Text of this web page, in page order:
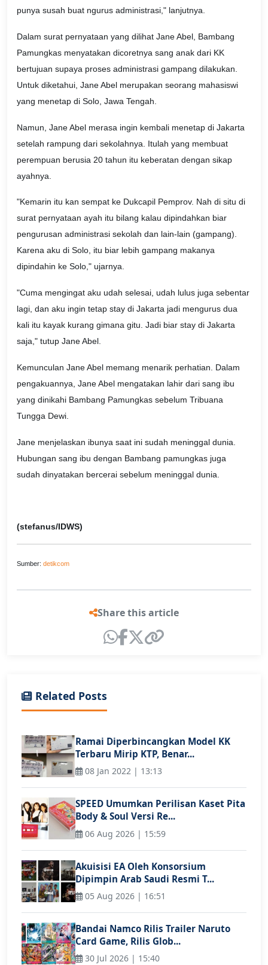
punya susah buat ngurus administrasi," lanjutnya.
Dalam surat pernyataan yang dilihat Jane Abel, Bambang
Pamungkas menyatakan dicoretnya sang anak dari KK
bertujuan supaya proses administrasi gampang dilakukan.
Untuk diketahui, Jane Abel merupakan seorang mahasiswi
yang menetap di Solo, Jawa Tengah.
Namun, Jane Abel merasa ingin kembali menetap di Jakarta
setelah rampung dari sekolahnya. Itulah yang membuat
perempuan berusia 20 tahun itu keberatan dengan sikap
ayahnya.
"Kemarin itu kan sempat ke Dukcapil Pemprov. Nah di situ di
surat pernyataan ayah itu bilang kalau dipindahkan biar
pengurusan administrasi sekolah dan lain-lain (gampang).
Karena aku di Solo, itu biar lebih gampang makanya
dipindahin ke Solo," ujarnya.
"Cuma mengingat aku udah selesai, udah lulus juga sebentar
lagi, dan aku ingin tetap stay di Jakarta jadi mengurus dua
kali itu kayak kurang gimana gitu. Jadi biar stay di Jakarta
saja," tutup Jane Abel.
Kemunculan Jane Abel memang menarik perhatian. Dalam
pengakuannya, Jane Abel mengatakan lahir dari sang ibu
yang dinikahi Bambang Pamungkas sebelum Tribuana
Tungga Dewi.
Jane menjelaskan ibunya saat ini sudah meninggal dunia.
Hubungan sang ibu dengan Bambang pamungkas juga
sudah dinyatakan bercerai sebelum meninggal dunia.
(stefanus/IDWS)
Sumber: detikcom
Share this article
Related Posts
Ramai Diperbincangkan Model KK
Terbaru Mirip KTP, Benar...
08 Jan 2022 | 13:13
SPEED Umumkan Perilisan Kaset Pita
Body & Soul Versi Re...
06 Aug 2026 | 15:59
Akuisisi EA Oleh Konsorsium
Dipimpin Arab Saudi Resmi T...
05 Aug 2026 | 16:51
Bandai Namco Rilis Trailer Naruto
Card Game, Rilis Glob...
30 Jul 2026 | 15:40